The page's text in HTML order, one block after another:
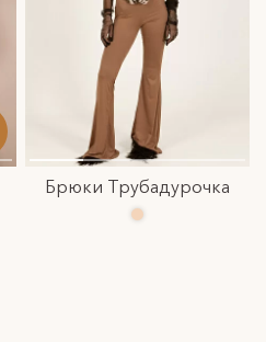
Брюки Трубадурочка